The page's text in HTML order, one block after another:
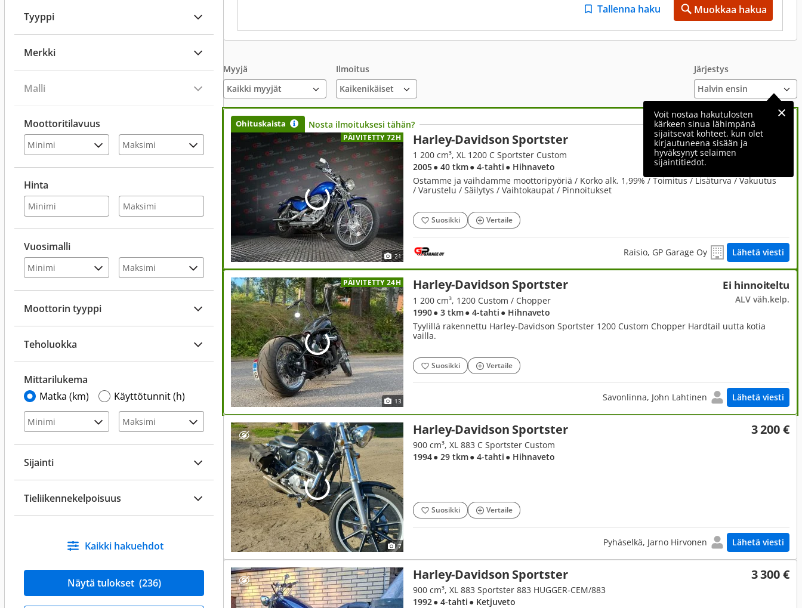
Tyyppi
Merkki
Malli
Moottoritilavuus
Hinta
Vuosimalli
Moottorin tyyppi
Teholuokka
Mittarilukema
Matka (km)
Käyttötunnit (h)
Sijainti
Tieliikennekelpoisuus
Kaikki hakuehdot
Näytä tulokset (236)
Tallenna haku Muokkaa hakua
Myyjä
Kaikki myyjät
Ilmoitus Järjestys
Voit nostaa hakutulosten
kärkeen sinua lähimpänä
sijaitsevat kohteet, kun olet
kirjautuneena sisään ja
hyväksynyt selaimen
sijaintitiedot.
Ohituskaista Nosta ilmoituksesi tähän?
PÄIVITETTY 72H
21
Harley-Davidson Sportster 6 480 €
1 200 cm³, XL 1200 C Sportster Custom
2005● 40 tkm● 4-tahti ● Hihnaveto
Ostamme ja vaihdamme moottoripyöriä / Korko alk. 1,99% / Toimitus / Lisäturva / Vakuutus
/ Varustelu / Säilytys / Vaihtokaupat / Pinnoitukset
Suosikki Vertaile
Raisio, GP Garage Oy Lähetä viesti
PÄIVITETTY 24H
13
Harley-Davidson Sportster Ei hinnoiteltu
ALV väh.kelp.
1 200 cm³, 1200 Custom / Chopper
1990● 3 tkm● 4-tahti ● Hihnaveto
Tyylillä rakennettu Harley-Davidson Sportster 1200 Custom Chopper Hardtail uutta kotia
vailla.
Suosikki Vertaile
Savonlinna, John Lahtinen Lähetä viesti
7
Harley-Davidson Sportster 3 200 €
900 cm³, XL 883 C Sportster Custom
1994● 29 tkm● 4-tahti ● Hihnaveto
Suosikki Vertaile
Pyhäselkä, Jarno Hirvonen Lähetä viesti
Harley-Davidson Sportster 3 300 €
900 cm³, XL 883 Sportster 883 HUGGER-CEM/883
1992● 4-tahti ● Ketjuveto